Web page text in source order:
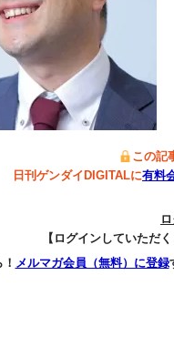
この記
日刊ゲンダイDIGITALに有料
【ログインしていただ
メルマガ会員（無料）に登録